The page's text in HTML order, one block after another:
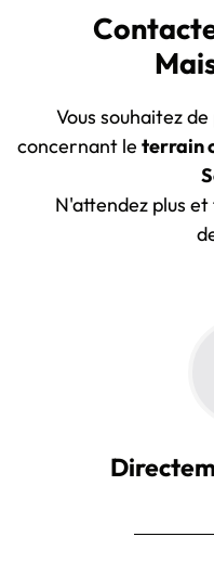
Vous souhaitez
concernant le terrain
N'attendez plus